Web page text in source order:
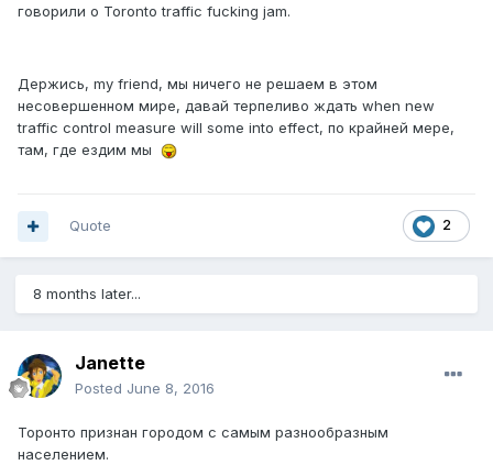
говорили о Toronto traffic fucking jam.
Держись, my friend, мы ничего не решаем в этом
несовершенном мире, давай терпеливо ждать when new
traffic control measure will some into effect, по крайней мере,
там, где ездим мы
2
Quote
8 months later...
Janette
Posted June 8, 2016
Торонто признан городом с самым разнообразным
населением.